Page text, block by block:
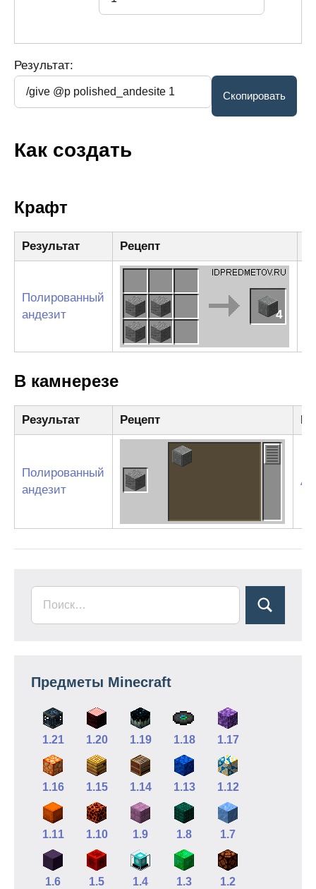
Результат:
Как создать
Крафт
Результат Рецепт
Полированный
андезит
4
В камнерезе
Результат Рецепт
Полированный
андезит
Предметы Minecraft
1.21 1.20 1.19 1.18 1.17
1.16 1.15 1.14 1.13 1.12
1.11 1.10 1.9 1.8 1.7
1.6 1.5 1.4 1.3 1.2